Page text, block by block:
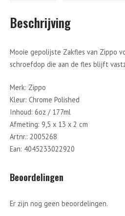
Beschrijving
Mooie gepolijste Zakfles van Zippo
schroefdop die aan de fles blijft
Merk: Zippo
Kleur: Chrome Polished
Inhoud: 6oz / 177ml
Afmeting: 9,5 x 13 x 2 cm
Artnr.: 2005268
Ean: 4045233022920
Beoordelingen
Er zijn nog geen beoordelingen.